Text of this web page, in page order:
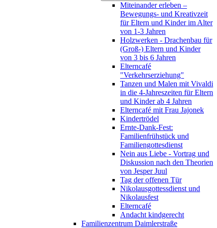
Miteinander erleben –
Bewegungs- und Kreativzeit
für Eltern und Kinder im Alter
von 1-3 Jahren
Holzwerken - Drachenbau für
(Groß-) Eltern und Kinder
von 3 bis 6 Jahren
Elterncafé
"Verkehrserziehung"
Tanzen und Malen mit Vivaldi
in die 4-Jahreszeiten für Eltern
und Kinder ab 4 Jahren
Elterncafé mit Frau Jajonek
Kindertrödel
Ernte-Dank-Fest:
Familienfrühstück und
Familiengottesdienst
Nein aus Liebe - Vortrag und
Diskussion nach den Theorien
von Jesper Juul
Tag der offenen Tür
Nikolausgottessdienst und
Nikolausfest
Elterncafé
Andacht kindgerecht
Familienzentrum Daimlerstraße